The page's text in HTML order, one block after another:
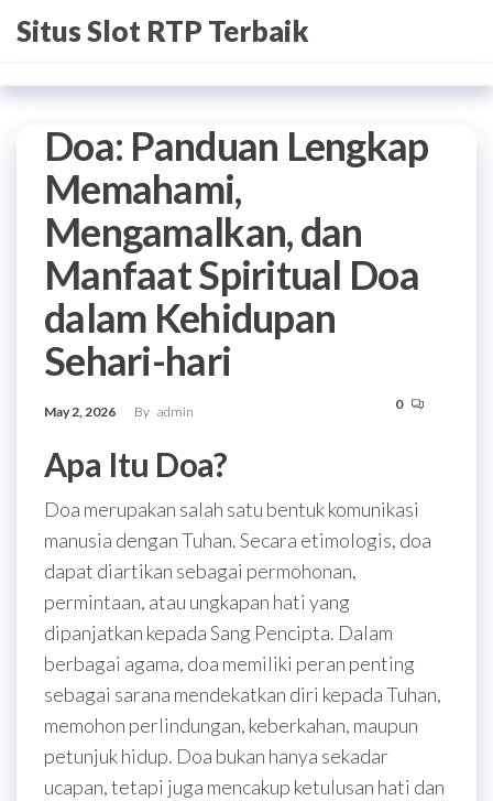
toSitus Slot RTP Terbaik
Doa: Panduan Lengkap
Memahami,
Mengamalkan, dan
Manfaat Spiritual Doa
dalam Kehidupan
Sehari-hari
May 2, 2026 By admin 0
Apa Itu Doa?
Doa merupakan salah satu bentuk komunikasi
manusia dengan Tuhan. Secara etimologis, doa
dapat diartikan sebagai permohonan,
permintaan, atau ungkapan hati yang
dipanjatkan kepada Sang Pencipta. Dalam
berbagai agama, doa memiliki peran penting
sebagai sarana mendekatkan diri kepada Tuhan,
memohon perlindungan, keberkahan, maupun
petunjuk hidup. Doa bukan hanya sekadar
ucapan, tetapi juga mencakup ketulusan hati dan